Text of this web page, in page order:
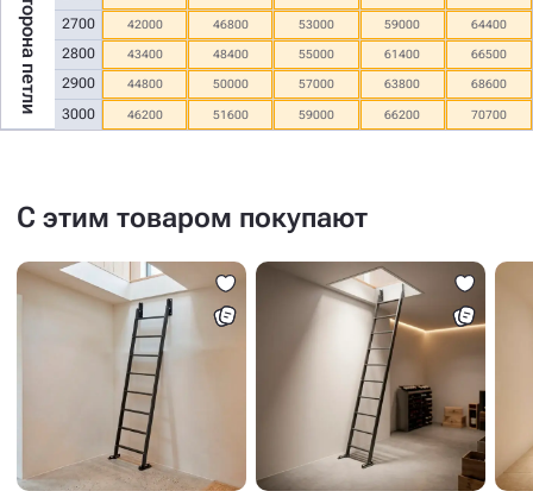
Сторона петли
2700
2800
2900
3000
42000 46800 53000 59000 64400
43400 48400 55000 61400 66500
44800 50000 57000 63800 68600
46200 51600 59000 66200 70700
С этим товаром покупают